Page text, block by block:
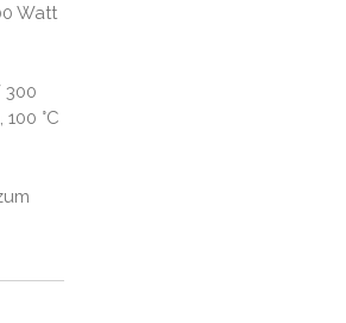
Watt
°C